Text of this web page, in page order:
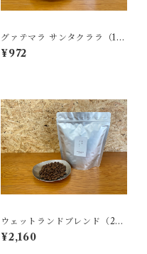
グァテマラ サンタクララ（10
0g）
¥972
ウェットランドブレンド（250
g）
¥2,160